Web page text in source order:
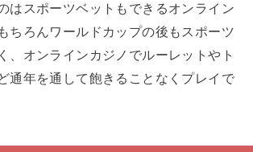
はスポーツベットもできるオンライン
ちろんワールドカップの後もスポーツ
、オンラインカジノでルーレットやト
通年を通して飽きることなくプレイで